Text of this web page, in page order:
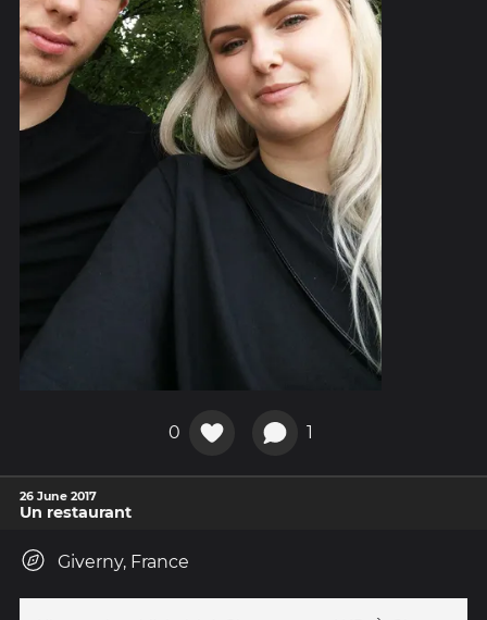
0 1
26 June 2017
Un restaurant
Giverny, France